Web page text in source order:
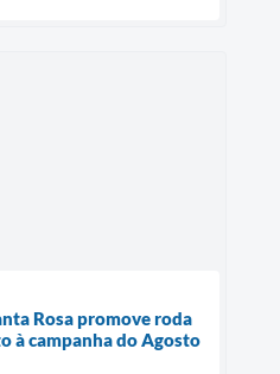
Rosa promove roda
à campanha do Agosto